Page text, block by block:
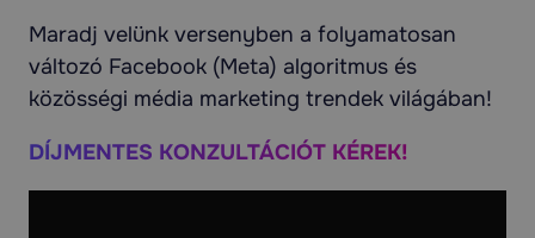
Maradj velünk versenyben a folyamatosan
változó Facebook (Meta) algoritmus és
közösségi média marketing trendek világában!
DÍJMENTES KONZULTÁCIÓT KÉREK!